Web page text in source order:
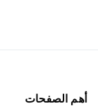
أهم الصفحات